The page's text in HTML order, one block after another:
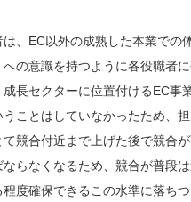
、EC以外の成熟した本業での
の意識を持つように各役職者
長セクターに位置付けるEC事
ことはしていなかったため、
競合付近まで上げた後で競合
らなくなるため、競合が普段は
度確保できるこの水準に落ち